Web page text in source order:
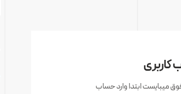
کاربری
میبایست ابتدا وارد حساب